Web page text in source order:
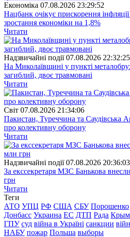
Економіка 07.08.2026 23:29:52
Нацбанк очікує прискорення
зростання економіки на 1,8%
Читати
Надзвичайні події 07.08.2026 22:32:25
На Миколаївщині у пункті
загиблий, двоє травмовані
Читати
Свiт 07.08.2026 21:34:06
Пакистан, Туреччина та Саудівська
про колективну оборону
Читати
Надзвичайні події 07.08.2026 20:36:03
За екссекретаря МЗС Банькова
грн
Читати
Теги
АТО УПЦ РФ США СБУ Порошенко
Донбасс Украина ЕС ДТП Рада Крым
ГПУ суд війна в Україні санкции
НАБУ пожар Польша выборы